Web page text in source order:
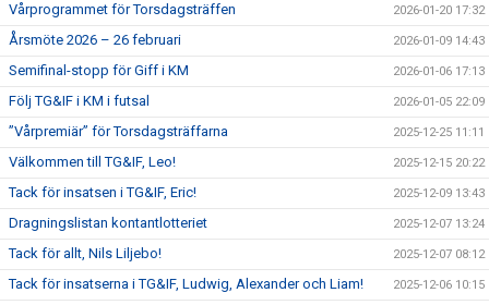
Vårprogrammet för Torsdagsträffen 2026-01-20 17:32
Årsmöte 2026 – 26 februari 2026-01-09 14:43
Semifinal-stopp för Giff i KM 2026-01-06 17:13
Följ TG&IF i KM i futsal 2026-01-05 22:09
”Vårpremiär” för Torsdagsträffarna 2025-12-25 11:11
Välkommen till TG&IF, Leo! 2025-12-15 20:22
Tack för insatsen i TG&IF, Eric! 2025-12-09 13:43
Dragningslistan kontantlotteriet 2025-12-07 13:24
Tack för allt, Nils Liljebo! 2025-12-07 08:12
Tack för insatserna i TG&IF, Ludwig, Alexander och Liam! 2025-12-06 10:15